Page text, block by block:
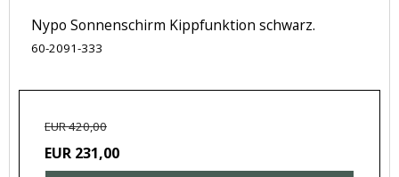
Nypo Sonnenschirm Kippfunktion schwarz.
60-2091-333
EUR 420,00
EUR 231,00